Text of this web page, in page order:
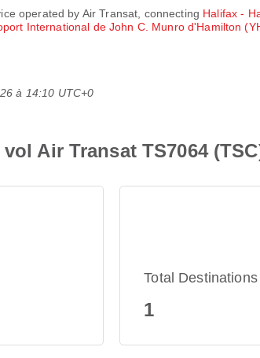
operated by Air Transat , connecting Halifax -
International de John C. Munro d'Hamilton
à 14:10 UTC+0
Air Transat TS7064
Total Destinations
1